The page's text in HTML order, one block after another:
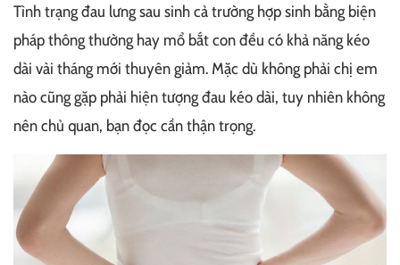
Tình trạng đau lưng sau sinh cả trường hợp sinh bằng biện
pháp thông thường hay mổ bắt con đều có khả năng kéo
dài vài tháng mới thuyên giảm. Mặc dù không phải chị em
nào cũng gặp phải hiện tượng đau kéo dài, tuy nhiên không
nên chủ quan, bạn đọc cần thận trọng.